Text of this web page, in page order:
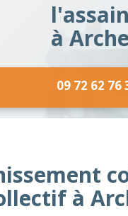
à
09 72 62 76
à